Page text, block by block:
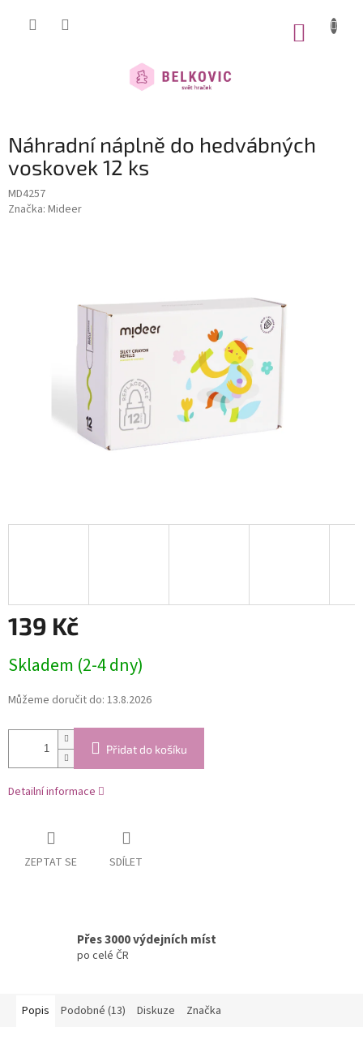
Náhradní náplně do hedvábných
voskovek 12 ks
MD4257
Značka: Mideer
139 Kč
cena:
Skladem (2-4 dny)
Můžeme doručit do: 13.8.2026
Přidat do košíku
Detailní informace
ZEPTAT SE SDÍLET
Přes 3000 výdejních míst
po celé ČR
Popis Podobné (13) Diskuze Značka